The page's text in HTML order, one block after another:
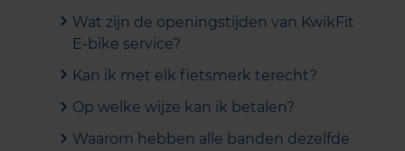
Wat zijn de openingstijden van KwikFit
E-bike service?
Kan ik met elk fietsmerk terecht?
Op welke wijze kan ik betalen?
Waarom hebben alle banden dezelfde